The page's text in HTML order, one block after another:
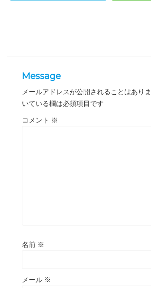
Message
メールアドレスが公開されることはありま
いている欄は必須項目です
コメント ※
名前 ※
メール ※